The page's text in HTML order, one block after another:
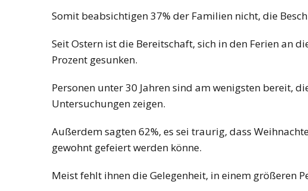
Somit beabsichtigen 37% der Familien nicht, die
Seit Ostern ist die Bereitschaft, sich in den Ferien an
Prozent gesunken.
Personen unter 30 Jahren sind am wenigsten bereit,
Untersuchungen zeigen.
Außerdem sagten 62%, es sei traurig, dass
gewohnt gefeiert werden könne.
Meist fehlt ihnen die Gelegenheit, in einem größeren